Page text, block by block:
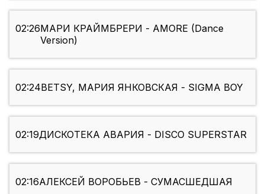
02:26МАРИ КРАЙМБРЕРИ - AMORE (Dance
Version)
02:24BETSY, МАРИЯ ЯНКОВСКАЯ - SIGMA BOY
02:19ДИСКОТЕКА АВАРИЯ - DISCO SUPERSTAR
02:16АЛЕКСЕЙ ВОРОБЬЕВ - СУМАСШЕДШАЯ